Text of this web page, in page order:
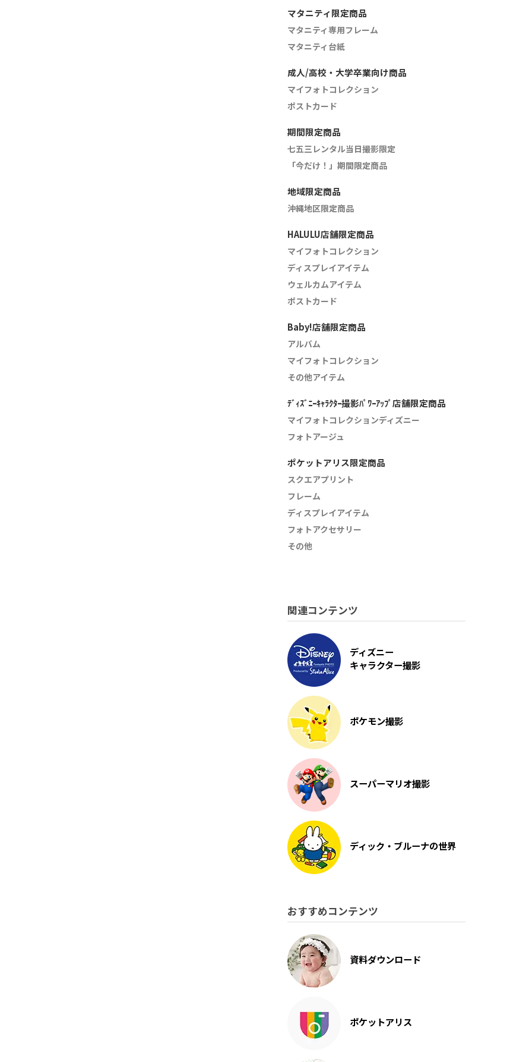
マタニティ限定商品
マタニティ専用フレーム
マタニティ台紙
成人/高校・大学卒業向け商品
マイフォトコレクション
ポストカード
期間限定商品
七五三レンタル当日撮影限定
「今だけ！」期間限定商品
地域限定商品
沖縄地区限定商品
HALULU店舗限定商品
マイフォトコレクション
ディスプレイアイテム
ウェルカムアイテム
ポストカード
Baby!店舗限定商品
アルバム
マイフォトコレクション
その他アイテム
ﾃﾞｨｽﾞﾆｰｷｬﾗｸﾀｰ撮影ﾊﾟﾜｰｱｯﾌﾟ店舗限定商品
マイフォトコレクションディズニー
フォトアージュ
ポケットアリス限定商品
スクエアプリント
フレーム
ディスプレイアイテム
フォトアクセサリー
その他
関連コンテンツ
ディズニー
キャラクター撮影
ポケモン撮影
スーパーマリオ撮影
ディック・ブルーナの世界
おすすめコンテンツ
資料ダウンロード
ポケットアリス